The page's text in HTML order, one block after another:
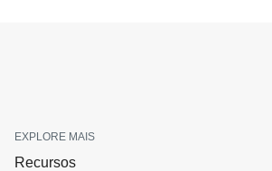
EXPLORE MAIS
Recursos